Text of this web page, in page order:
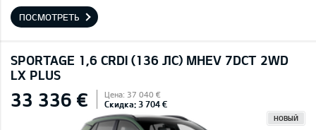
ПОСМОТРЕТЬ
SPORTAGE 1,6 CRDI (136 ЛС) MHEV 7DCT 2WD
LX PLUS
33 336 € Цена: 37 040 €
Скидка: 3 704 €
НОВЫЙ